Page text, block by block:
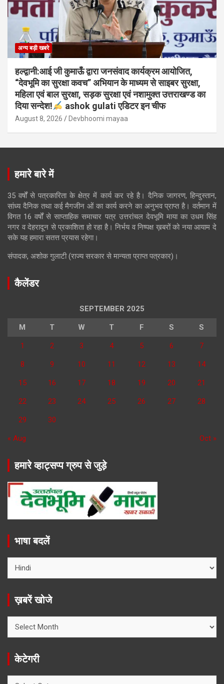
अन्य बड़ी खबरे
हल्द्वानी:आई जी कुमाऊँ द्वारा जनसंवाद कार्यक्रम आयोजित,
“देवभूमि का सुरक्षा कवच” अभियान के माध्यम से साइबर सुरक्षा,
महिला एवं बाल सुरक्षा, सड़क सुरक्षा एवं नशामुक्त उत्तराखण्ड का
दिया सन्देश!
ashok gulati एडिटर इन चीफ
August 8, 2026 Devbhoomi mayaa
हमारे बारे में
35 वर्षों से पत्रकारिता के क्षेत्र में कार्य कर रहे है। दैनिक जागरण, हिन्दुस्तान,
सांध्य दैनिक तथा कई मैगजीन ओं का कार्य करने का अनुभव प्राप्त है। वर्तमान में
विगत 16 वर्षों से साप्ताहिक समाचार पत्र उत्तरांचल देवभूमि माया का उधम सिंह
नगर व देहरादून से प्रकाशिता हो रहा है। निर्भय व निष्पक्ष ख़बरों को नया आयाम दे
सके यह हमारा सतत्त प्रयास रहेगा।
संपादक, अशोक गुलाटी (राज्य सरकार से मान्यता प्राप्त पत्रकार)।
कैलेंडर
SEPTEMBER 2025
M T W T F S S
1 2 3 4 5 6 7
8 9 10 11 12 13 14
15 16 17 18 19 20 21
22 23 24 25 26 27 28
29 30
« Aug Oct »
हमारे व्हाट्सप्प ग्रुप से जुड़े
भाषा बदलें
ख़बरें खोजे
खोजे
केटेगरी